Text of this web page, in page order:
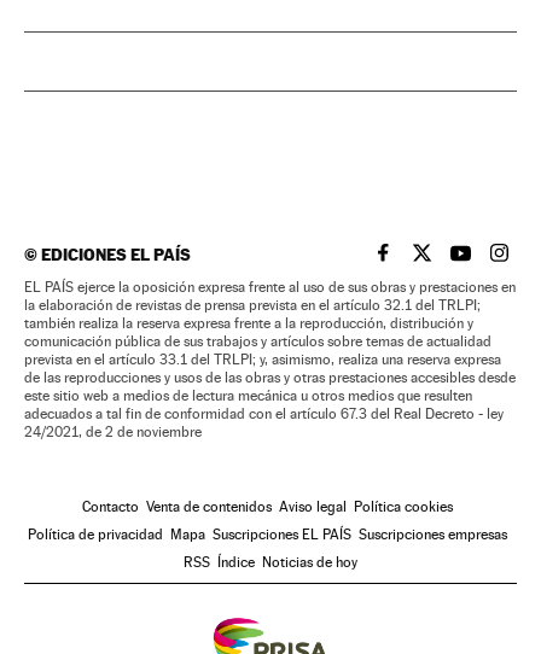
©EDICIONES EL PAÍS EL PAÍS BRASIL EN
EL PAÍSEL PAÍS
EL
EL PAÍS ejerce la oposición expresa frente al uso de sus obras y prestaciones en
la elaboración de revistas de prensa prevista en el artículo 32.1 del TRLPI;
también realiza la reserva expresa frente a la reproducción, distribución y
comunicación pública de sus trabajos y artículos sobre temas de actualidad
prevista en el artículo 33.1 del TRLPI; y, asimismo, realiza una reserva expresa
de las reproducciones y usos de las obras y otras prestaciones accesibles desde
este sitio web a medios de lectura mecánica u otros medios que resulten
adecuados a tal fin de conformidad con el artículo 67.3 del Real Decreto - ley
24/2021, de 2 de noviembre
Contacto Venta de contenidos Aviso legal
Política cookies
Política de privacidad
Mapa Suscripciones EL PAÍS Suscripciones empresas
RSS
Índice Noticias de hoy